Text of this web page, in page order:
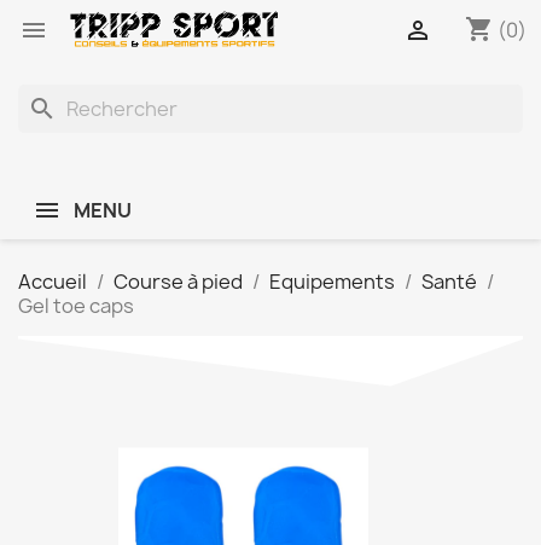
 shopping_cart (0)

search
MENU
Accueil Course à pied Equipements
Santé
Gel toe caps